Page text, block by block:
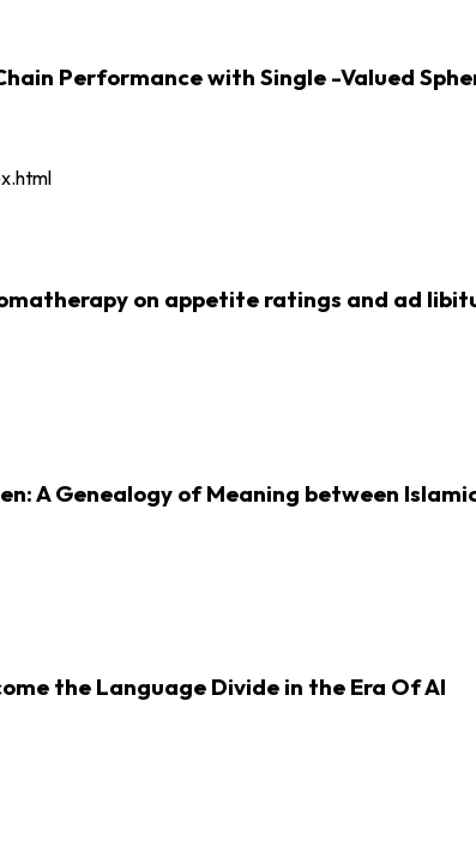
Performance with Single -Valued
on appetite ratings and ad
A Genealogy of Meaning between
the Language Divide in the Era Of AI